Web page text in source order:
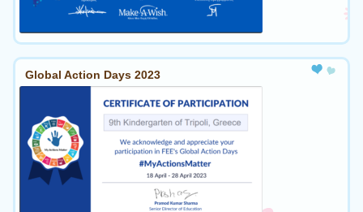
Global Action Days 2023